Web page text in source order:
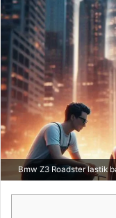
Bmw Z3 Roadster lastik